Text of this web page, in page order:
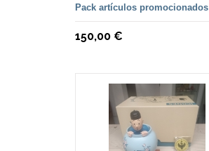
Pack artículos promocionados
150,00 €